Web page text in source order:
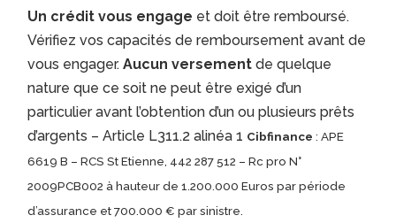
Un crédit vous engage et doit être remboursé.
Vérifiez vos capacités de remboursement avant de
vous engager.Aucun versement de quelque
nature que ce soit ne peut être exigé d’un
particulier avant l’obtention d’un ou plusieurs prêts
d’argents – Article L311.2 alinéa 1 Cibfinance: APE
6619 B – RCS St Etienne, 442 287 512 – Rc pro N°
2009PCB002 à hauteur de 1.200.000 Euros par période
d’assurance et 700.000 € par sinistre.